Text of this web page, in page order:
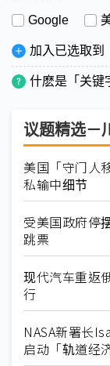
Google
加入已选取到
什麽是「关键
议题精选－
美国「守门人
私输中细节
受美国政府停
跳票
现代汽车重返
行
NASA新署长
启动「轨道经